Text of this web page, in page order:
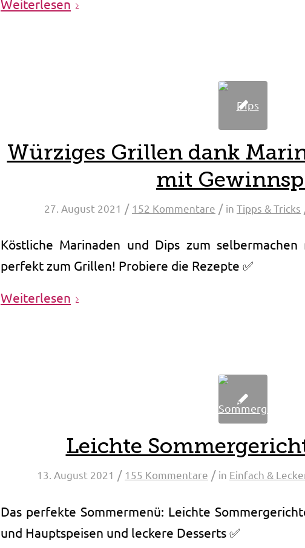
Weiterlesen
Würziges Grillen dank
mit
27. August 2021 / 152 Kommentare / in Tipps & Tricks
Köstliche Marinaden und Dips zum
perfekt zum Grillen! Probiere die Rezepte ✅
Weiterlesen
Leichte
13. August 2021 / 155 Kommentare / in Einfach &
Das perfekte Sommermenü: Leichte
und Hauptspeisen und leckere Desserts ✅